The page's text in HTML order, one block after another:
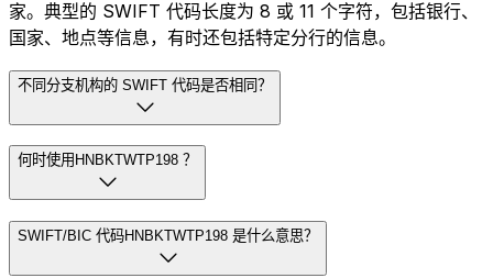
家。典型的 SWIFT 代码长度为 8 或 11 个字符，包括银行、
国家、地点等信息，有时还包括特定分行的信息。
不同分支机构的 SWIFT 代码是否相同？
何时使用HNBKTWTP198 ？
SWIFT/BIC 代码HNBKTWTP198 是什么意思？